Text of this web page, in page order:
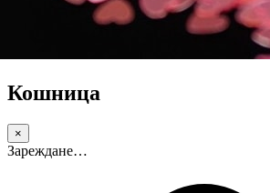
Кошница
×
Зареждане…